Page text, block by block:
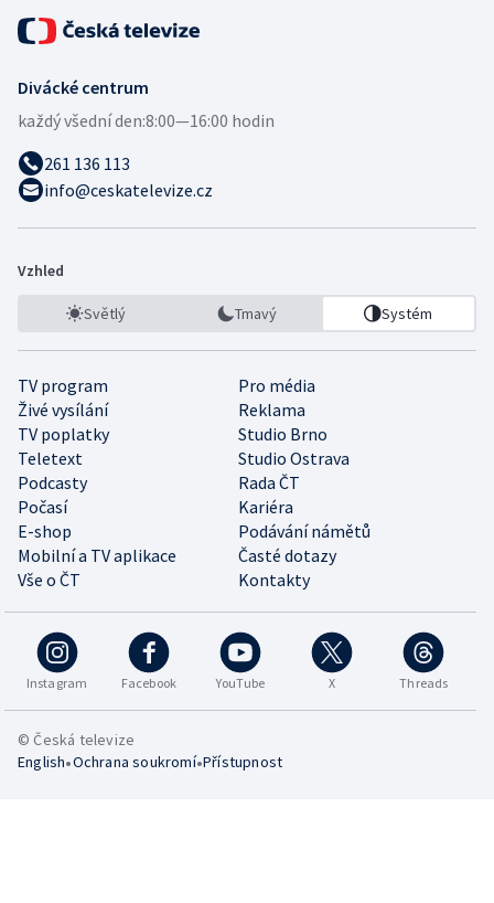
Divácké centrum
každý všední den:8:00—16:00 hodin
261 136 113
info@ceskatelevize.cz
Vzhled
Světlý Tmavý Systém
TV program
Pro média
Živé vysílání
Reklama
TV poplatky
Studio Brno
Teletext
Studio Ostrava
Podcasty
Rada ČT
Počasí
Kariéra
E-shop
Podávání námětů
Mobilní a TV aplikace
Časté dotazy
Vše o ČT
Kontakty
Instagram Facebook YouTube X Threads
© Česká televize
English•Ochrana soukromí•Přístupnost